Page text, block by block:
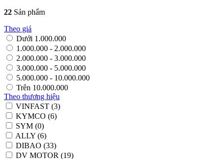
22 Sản phẩm
Theo giá
Dưới 1.000.000
1.000.000 - 2.000.000
2.000.000 - 3.000.000
3.000.000 - 5.000.000
5.000.000 - 10.000.000
Trên 10.000.000
Theo thương hiệu
VINFAST (3)
KYMCO (6)
SYM (0)
ALLY (6)
DIBAO (33)
DV MOTOR (19)